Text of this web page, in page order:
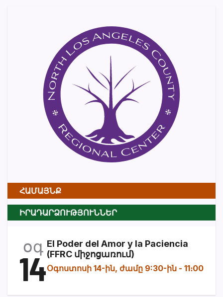
ՀԱՄԱՅՆՔ
ԻՐԱԴԱՐՁՈՒԹՅՈՒՆՆԵՐ
օգ
14
El Poder del Amor y la Paciencia
(FFRC միջոցառում)
Օգոստոսի 14-ին, ժամը 9:30-ին - 11։00